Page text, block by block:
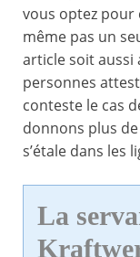
vous optez pour
même pas un
article soit aussi
personnes
conteste le cas
donnons plus
s’étale dans les
La